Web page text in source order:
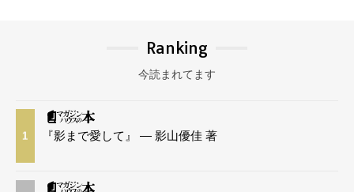
Ranking
今読まれてます
1 『影まで愛して』 — 影山優佳 著